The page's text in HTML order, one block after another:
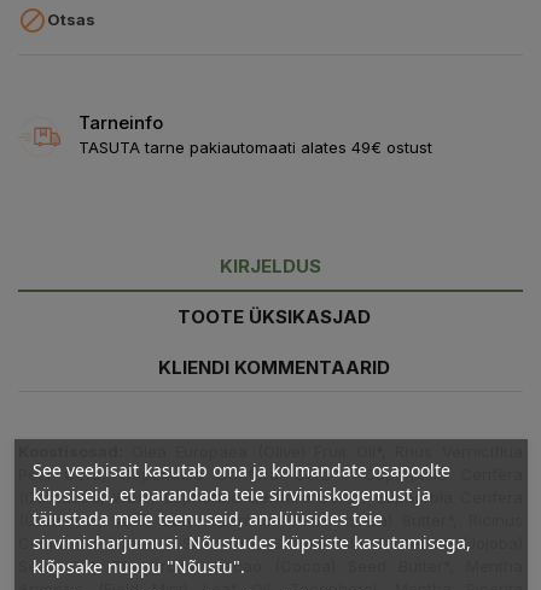
Otsas
Tarneinfo
TASUTA tarne pakiautomaati alates 49€ ostust
KIRJELDUS
TOOTE ÜKSIKASJAD
KLIENDI KOMMENTAARID
Peel Cera, Copernicia Cerifera Cera / Copernicia Cerifera
(Carnauba) Wax*, Euphorbia Cerifera Cera / Euphorbia Cerifera
(Candelilla) Wax, Butyrospermum Parkii (Shea) Butter*, Ricinus
Communis (Castor) Seed Oil*, Simmondsia Chinensis (Jojoba)
Seed Oil*, Theobroma Cacao (Cocoa) Seed Butter*, Mentha
See veebisait kasutab oma ja kolmandate osapoolte
küpsiseid, et parandada teie sirvimiskogemust ja
täiustada meie teenuseid, analüüsides teie
sirvimisharjumusi. Nõustudes küpsiste kasutamisega,
klõpsake nuppu "Nõustu".